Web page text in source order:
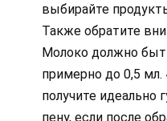
выбирайте
Также обратите
Молоко должно
примерно до 0,5 мл.
получите идеально
пену, если после